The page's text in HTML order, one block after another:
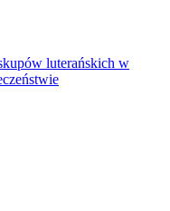
luterańskich w